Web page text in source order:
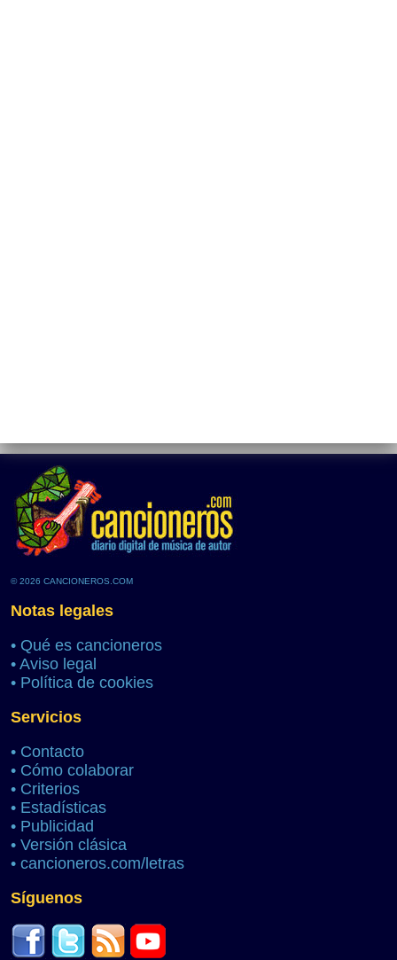
© 2026 CANCIONEROS.COM
Notas legales
• Qué es cancioneros
• Aviso legal
• Política de cookies
Servicios
• Contacto
• Cómo colaborar
• Criterios
• Estadísticas
• Publicidad
• Versión clásica
• cancioneros.com/letras
Síguenos